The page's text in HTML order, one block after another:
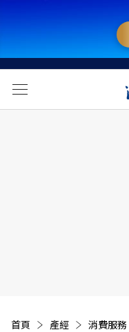
首頁 產經 消費服務